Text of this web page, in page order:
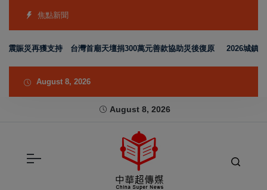
焦點新聞
災再獲支持 台灣首廟天壇捐300萬元善款協助災後復原 2026城鎮韌性
August 8, 2026
August 8, 2026